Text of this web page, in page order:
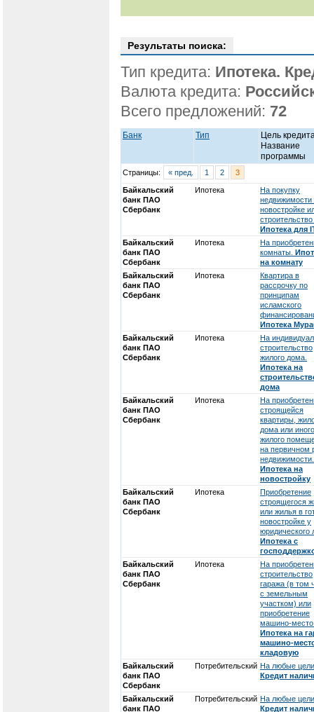
Результаты поиска:
Тип кредита: Ипотека.
Валюта кредита:
Всего предложений: 72
Банк Тип
Цель
Название
программы
Страницы: « пред. 1 2 3
Байкальский
банк ПАО
Сбербанк
Ипотека
На покупку
недвижимости
новостройке
Ипотека для
Байкальский
банк ПАО
Сбербанк
Ипотека
На
комнаты.
на комнату
Байкальский
банк ПАО
Сбербанк
Ипотека
Квартира в
рассрочку по
принципам
исламского
Ипотека
Байкальский
банк ПАО
Сбербанк
Ипотека
На
строительство
жилого дома.
Ипотека на
дома
Байкальский
банк ПАО
Сбербанк
Ипотека
На
строящейся
квартиры,
дома или иного
жилого
на первичном
недвижимости.
Ипотека на
новостройку
Байкальский
банк ПАО
Сбербанк
Ипотека
Приобретение
строящегося
или жилья в
новостройке у
юридического
Ипотека с
Байкальский
банк ПАО
Сбербанк
Ипотека
На
строительство
гаража (в том
с земельным
участком) или
приобретение
машино-
Ипотека на
машино-
кладовую
Байкальский
банк ПАО
Сбербанк
Потребительский На любые
Кредит
Байкальский
банк ПАО
Потребительский На любые
Кредит